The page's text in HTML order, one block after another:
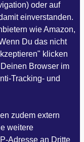
oder auf
einverstanden.
wie Amazon,
Du das nicht
klicken
Browser im
Tracking- und
zudem extern
weitere
Adresse an Dritte